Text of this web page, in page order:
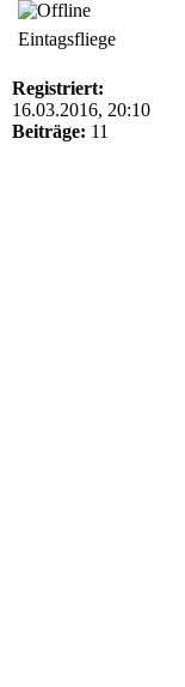
Eintagsfliege
Registriert:
16.03.2016, 20:10
Beiträge: 11